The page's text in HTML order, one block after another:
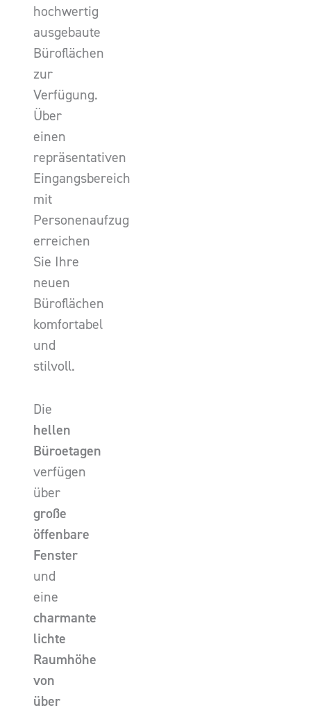
hochwertig
ausgebaute
Büroflächen
zur
Verfügung.
Über
einen
repräsentativen
Eingangsbereich
mit
Personenaufzug
erreichen
Sie Ihre
neuen
Büroflächen
komfortabel
und
stilvoll.
Die
hellen
Büroetagen
verfügen
über
große
öffenbare
Fenster
und
eine
charmante
lichte
Raumhöhe
von
über